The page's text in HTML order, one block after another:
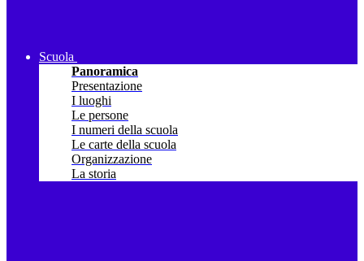
Scuola
Panoramica
Presentazione
I luoghi
Le persone
I numeri della scuola
Le carte della scuola
Organizzazione
La storia